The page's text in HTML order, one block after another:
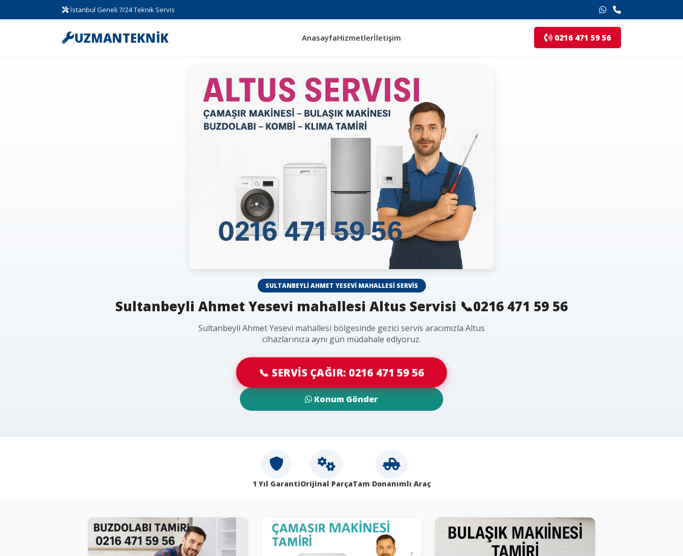
İstanbul Geneli 7/24 Teknik Servis
UZMANTEKNİK AnasayfaHizmetlerİletişim 0216 471 59 56
SULTANBEYLI AHMET YESEVI MAHALLESI SERVIS
Sultanbeyli Ahmet Yesevi mahallesi Altus Servisi 📞0216 471 59 56
Sultanbeyli Ahmet Yesevi mahallesi bölgesinde gezici servis aracımızla Altus
cihazlarınıza aynı gün müdahale ediyoruz.
📞 SERVİS ÇAĞIR: 0216 471 59 56
Konum Gönder
1 Yıl GarantiOrijinal ParçaTam Donanımlı Araç